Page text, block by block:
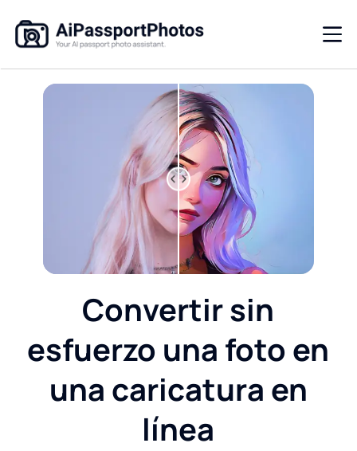
Convertir sin
esfuerzo una foto en
una caricatura en
línea